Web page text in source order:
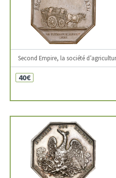
Second Empire, la société
40€